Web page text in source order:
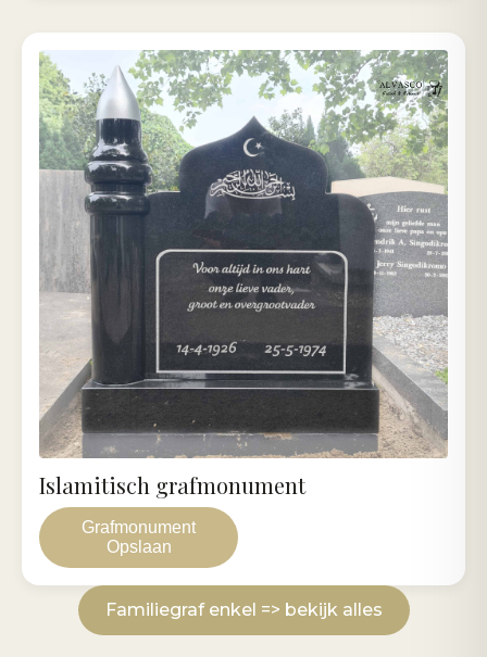
Grafmonument
Opslaan
Islamitisch grafmonument
Familiegraf enkel => bekijk alles